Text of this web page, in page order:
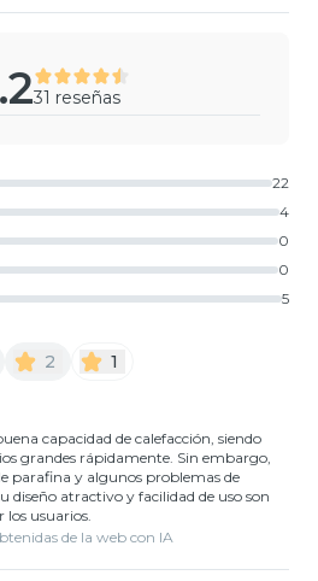
31 reseñas
22
4
0
0
5
2 1
capacidad de calefacción, siendo
grandes rápidamente. Sin embargo,
parafina y algunos problemas de
diseño atractivo y facilidad de uso son
usuarios.
de la web con IA